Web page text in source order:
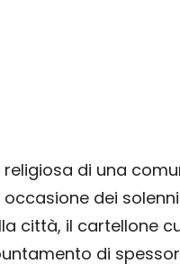
di una
dei
città, il cartellone
di